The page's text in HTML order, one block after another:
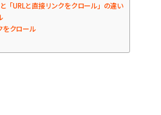
「URLと直接リンクをクロール」の違い
をクロール